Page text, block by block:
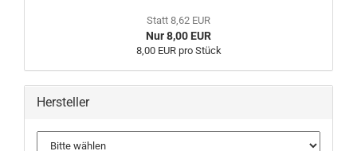
Statt 8,62 EUR
Nur 8,00 EUR
8,00 EUR pro Stück
Hersteller